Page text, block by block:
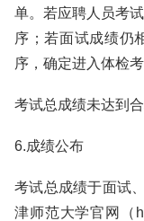
单。若应聘人员考
序；若面试成绩仍
序，确定进入体检
考试总成绩未达到
6.成绩公布
考试总成绩于面试
津师范大学官网（